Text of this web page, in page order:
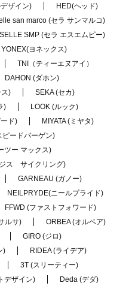
ザイン)
HED(ヘッド)
san marco (セラ サンマルコ)
SELLE SMP (セラ エスエムピー)
YONEX(ヨネックス)
TNI（ティーエヌアイ）
DAHON (ダホン)
)
SEKA (セカ)
)
LOOK (ルック)
ド)
MIYATA (ミヤタ)
ピードバーゲン)
ツー マックス)
ス サイクリング)
GARNEAU (ガノー)
NEILPRYDE(ニールプライド)
FFWD (ファストフォワード)
ルサ)
ORBEA (オルベア)
GIRO (ジロ)
)
RIDEA (ライデア)
3T (スリーティー)
デザイン)
Deda (デダ)